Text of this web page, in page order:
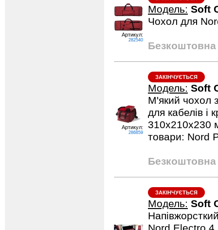
Артикул:
282540
Модель: Soft
Чохол для
Безкоштовна
Артикул:
286859
ЗАКІНЧУЄТЬСЯ
Модель: Soft
М'який чохол
для кабелів і
310x210x230
товари: Nord
Безкоштовна
ЗАКІНЧУЄТЬСЯ
Модель: Soft